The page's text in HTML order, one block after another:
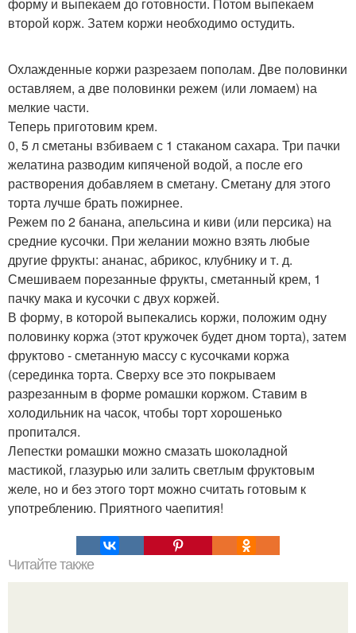
второй корж. Затем коржи необходимо остудить.
Охлажденные коржи разрезаем пополам. Две половинки
оставляем, а две половинки режем (или ломаем) на
мелкие части.
Теперь приготовим крем.
0, 5 л сметаны взбиваем с 1 стаканом сахара. Три пачки
желатина разводим кипяченой водой, а после его
растворения добавляем в сметану. Сметану для этого
торта лучше брать пожирнее.
Режем по 2 банана, апельсина и киви (или персика) на
средние кусочки. При желании можно взять любые
другие фрукты: ананас, абрикос, клубнику и т. д.
Смешиваем порезанные фрукты, сметанный крем, 1
пачку мака и кусочки с двух коржей.
В форму, в которой выпекались коржи, положим одну
половинку коржа (этот кружочек будет дном торта), затем
фруктово - сметанную массу с кусочками коржа
(серединка торта. Сверху все это покрываем
разрезанным в форме ромашки коржом. Ставим в
холодильник на часок, чтобы торт хорошенько
пропитался.
Лепестки ромашки можно смазать шоколадной
мастикой, глазурью или залить светлым фруктовым
желе, но и без этого торт можно считать готовым к
употреблению. Приятного чаепития!
Читайте также